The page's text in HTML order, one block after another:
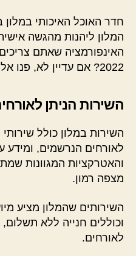
חדר האוכל האיכותי
המלון ליהנות מהגשה
האינפורמציה שאתם
2022? אם עדיין לא, פנו אלינו וננסה לסייע לכם.
השירות הניתן
השירות במלון כולל
לאורחים הנרשמים, ומידע
והאטרקציות המגוונות
מצפה רמון.
השירותים שהמלון מציע
וכוללים חנייה ללא תשלום,
לאורחים.